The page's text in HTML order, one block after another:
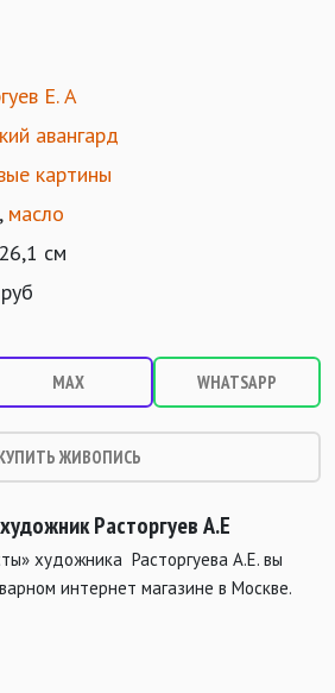
Е. А
авангард
картины
, масло
см
MAX WHATSAPP
ЖИВОПИСЬ
РасторгуевА.Е
художника Расторгуева А.Е. вы
интернет магазине в Москве.